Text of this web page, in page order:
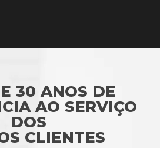
30 ANOS DE
AO SERVIÇO
DOS
CLIENTES